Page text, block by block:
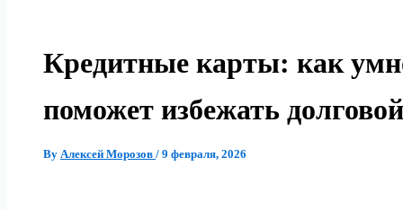
Кредитные карты: как
поможет избежать
By Алексей Морозов / 9 февраля, 2026